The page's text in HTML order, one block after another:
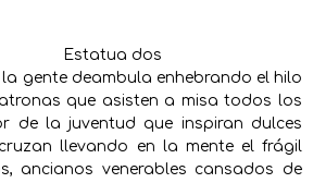
dos
gente deambula enhebrando el hilo
que asisten a misa todos los
de la juventud que inspiran dulces
llevando en la mente el frágil
ancianos venerables cansados de